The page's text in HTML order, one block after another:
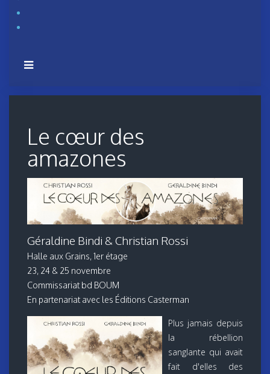
Le cœur des
amazones
Géraldine Bindi & Christian Rossi
Halle aux Grains, 1er étage
23, 24 & 25 novembre
Commissariat bd BOUM
En partenariat avec les Éditions Casterman
Plus jamais depuis
la rébellion
sanglante qui avait
fait d'elles des